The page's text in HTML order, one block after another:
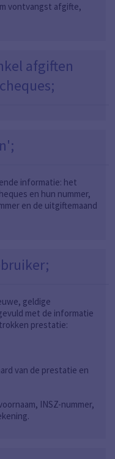
vontvangst afgifte,
afgiften
informatie: het
en hun nummer,
en de uitgiftemaand
geldige
met de informatie
prestatie:
van de prestatie en
INSZ-nummer,